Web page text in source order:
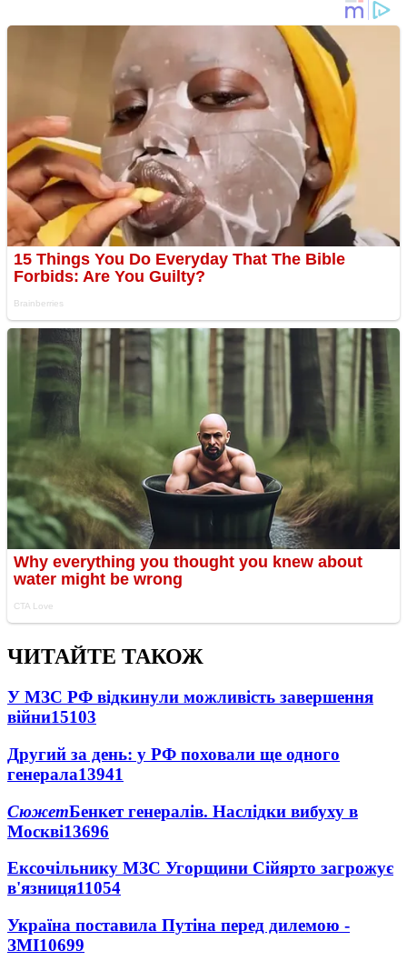
ЧИТАЙТЕ ТАКОЖ
У МЗС РФ відкинули можливість завершення
війни15103
Другий за день: у РФ поховали ще одного
генерала13941
СюжетБенкет генералів. Наслідки вибуху в
Москві13696
Ексочільнику МЗС Угорщини Сійярто загрожує
в'язниця11054
Україна поставила Путіна перед дилемою -
ЗМІ10699